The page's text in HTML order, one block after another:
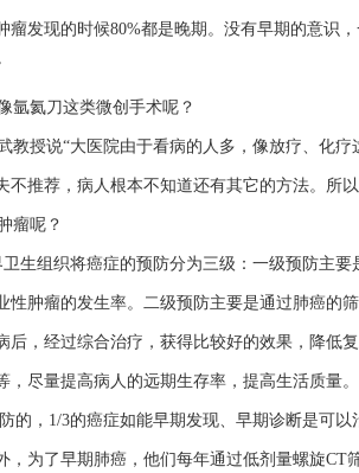
瘤发现的时候80%都是晚期。没有早期的意识
氦刀这类微创手术呢？
授说“大医院由于看病的人多，像放疗、化
不推荐，病人根本不知道还有其它的方法。所
瘤呢？
生组织将癌症的预防分为三级：一级预防主
性肿瘤的发生率。二级预防主要是通过肺癌的
后，经过综合治疗，获得比较好的效果，降低
，尽量提高病人的远期生存率，提高生活质量
的，1/3的癌症如能早期发现、早期诊断是可
，为了早期肺癌，他们每年通过低剂量螺旋